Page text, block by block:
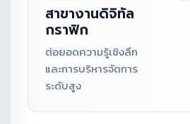
สาขางานดิจิทัล
กราฟิก
ต่อยอดความรู้เชิงลึก
และการบริหารจัดการ
ระดับสูง